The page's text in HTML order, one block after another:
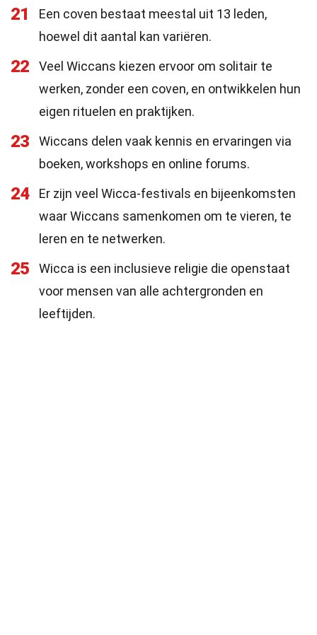
21
Een coven bestaat meestal uit 13 leden,
hoewel dit aantal kan variëren.
22
Veel Wiccans kiezen ervoor om solitair te
werken, zonder een coven, en ontwikkelen hun
eigen rituelen en praktijken.
23
Wiccans delen vaak kennis en ervaringen via
boeken, workshops en online forums.
24
Er zijn veel Wicca-festivals en bijeenkomsten
waar Wiccans samenkomen om te vieren, te
leren en te netwerken.
25
Wicca is een inclusieve religie die openstaat
voor mensen van alle achtergronden en
leeftijden.